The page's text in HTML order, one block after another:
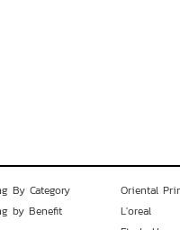
By Category
by Benefit
Oriental
L'oreal